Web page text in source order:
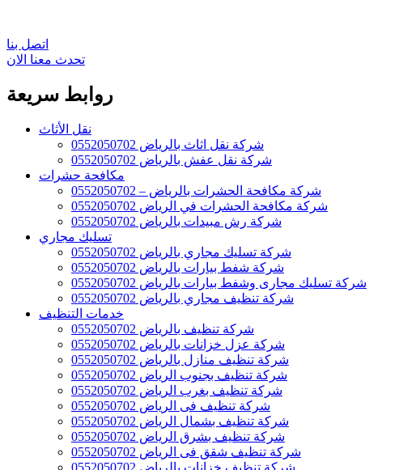
اتصل بنا
تحدث معنا الان
روابط سريعة
نقل الأثاث
شركة نقل اثاث بالرياض 0552050702
شركة نقل عفش بالرياض 0552050702
مكافحة حشرات
شركة مكافحة الحشرات بالرياض – 0552050702
شركة مكافحة الحشرات في الرياض 0552050702
شركة رش مبيدات بالرياض 0552050702
تسليك مجاري
شركة تسليك مجاري بالرياض 0552050702
شركة شفط بيارات بالرياض 0552050702
شركة تسليك مجارى وشفط بيارات بالرياض 0552050702
شركة تنظيف مجاري بالرياض 0552050702
خدمات التنظيف
شركة تنظيف بالرياض 0552050702
شركة عزل خزانات بالرياض 0552050702
شركة تنظيف منازل بالرياض 0552050702
شركة تنظيف بجنوب الرياض 0552050702
شركة تنظيف بغرب الرياض 0552050702
شركة تنظيف فى الرياض 0552050702
شركة تنظيف بشمال الرياض 0552050702
شركة تنظيف بشرق الرياض 0552050702
شركة تنظيف شقق فى الرياض 0552050702